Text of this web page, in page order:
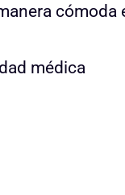
cómoda
médica